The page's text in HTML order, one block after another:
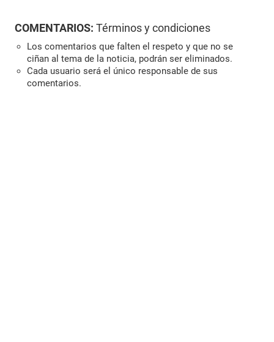
COMENTARIOS: Términos y condiciones
Los comentarios que falten el respeto y que no se
ciñan al tema de la noticia, podrán ser eliminados.
Cada usuario será el único responsable de sus
comentarios.